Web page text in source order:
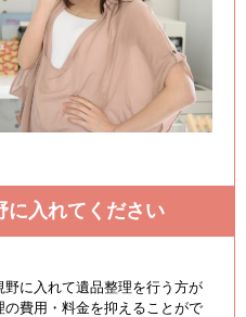
に入れてください
に入れて遺品整理を行う方が
費用・料金を抑えることがで